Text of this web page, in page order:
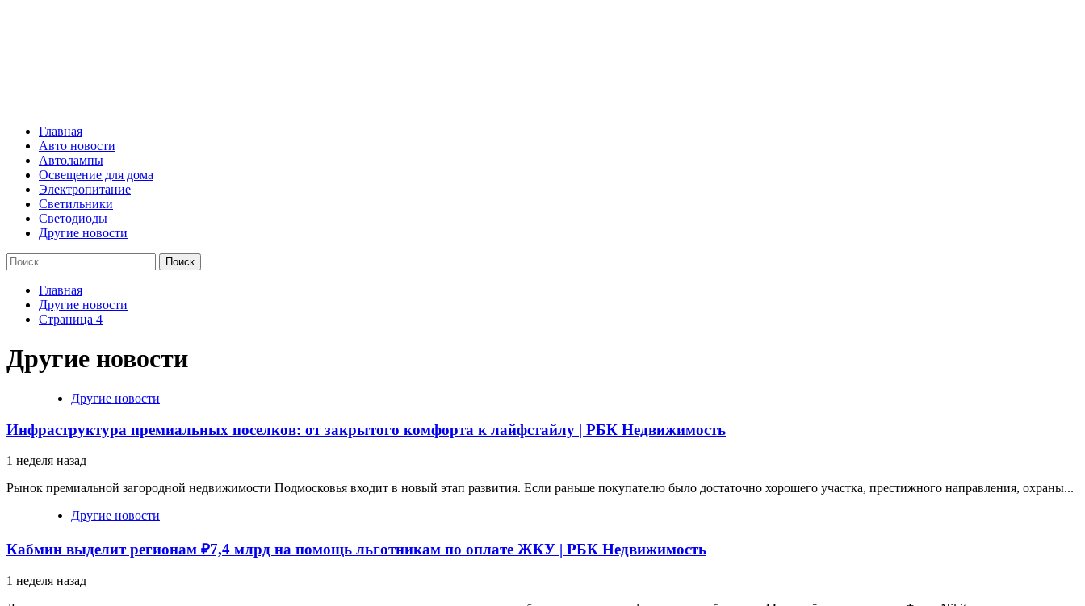
Главная
Авто новости
Автолампы
Освещение для дома
Электропитание
Светильники
Светодиоды
Другие новости
Найти:
Главная
Другие новости
Страница 4
Другие новости
Другие новости
Инфраструктура премиальных поселков: от закрытого комфорта к лайфстайлу | РБК Недвижимость
1 неделя назад
Рынок премиальной загородной недвижимости Подмосковья входит в новый этап развития. Если раньше покупателю было достаточно хорошего участка, престижного направления, охраны...
Другие новости
Кабмин выделит регионам ₽7,4 млрд на помощь льготникам по оплате ЖКУ | РБК Недвижимость
1 неделя назад